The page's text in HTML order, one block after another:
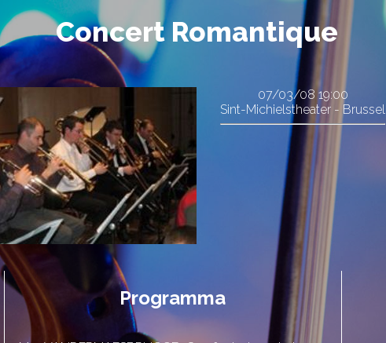
Concert Romantique
07/03/08 19:00
Sint-Michielstheater - Brussel
Programma